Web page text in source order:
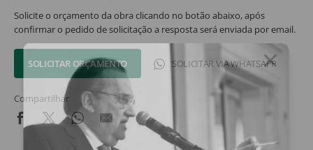
Solicite o orçamento da obra clicando no botão abaixo, após
confirmar o pedido de solicitação a resposta será enviada por email.
SOLICITAR ORÇAMENTO SOLICITAR VIA WHATSAPP
Compartilhar